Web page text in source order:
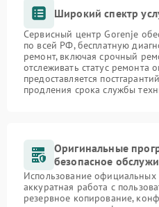
Широкий спектр
Сервисный центр Gorenje
по всей РФ, бесплатную
ремонт, включая срочный
отслеживать статус ремонта
предоставляется
продления срока службы
Оригинальные
безопасное
Использование
аккуратная работа с
резервное копирование,